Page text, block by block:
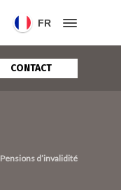
FR
CONTACT
Pensions d’invalidité